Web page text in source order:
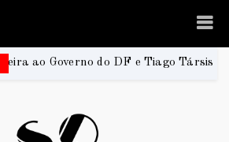
DF e Tiago Társis ao Senado